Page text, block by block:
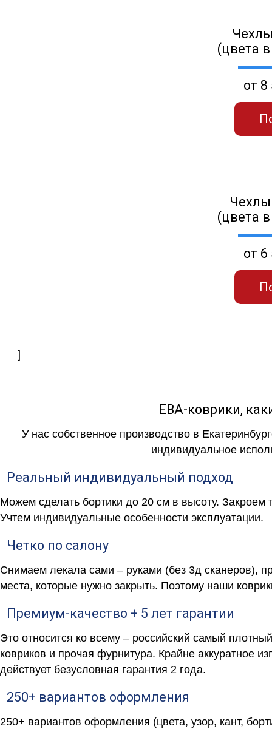
(цвета
от 8
(цвета
от 6
]
ЕВА-коврики,
У нас собственное производство в
индивидуальное
Реальный индивидуальный подход
Можем сделать бортики до 20 см в высоту.
Учтем индивидуальные особенности эксплуатации.
Четко по салону
Снимаем лекала сами – руками (без 3д сканеров),
места, которые нужно закрыть. Поэтому наши
Премиум-качество + 5 лет гарантии
Это относится ко всему – российский самый
ковриков и прочая фурнитура. Крайне аккуратное
действует безусловная гарантия 2 года.
250+ вариантов оформления
250+ вариантов оформления (цвета, узор, кант,